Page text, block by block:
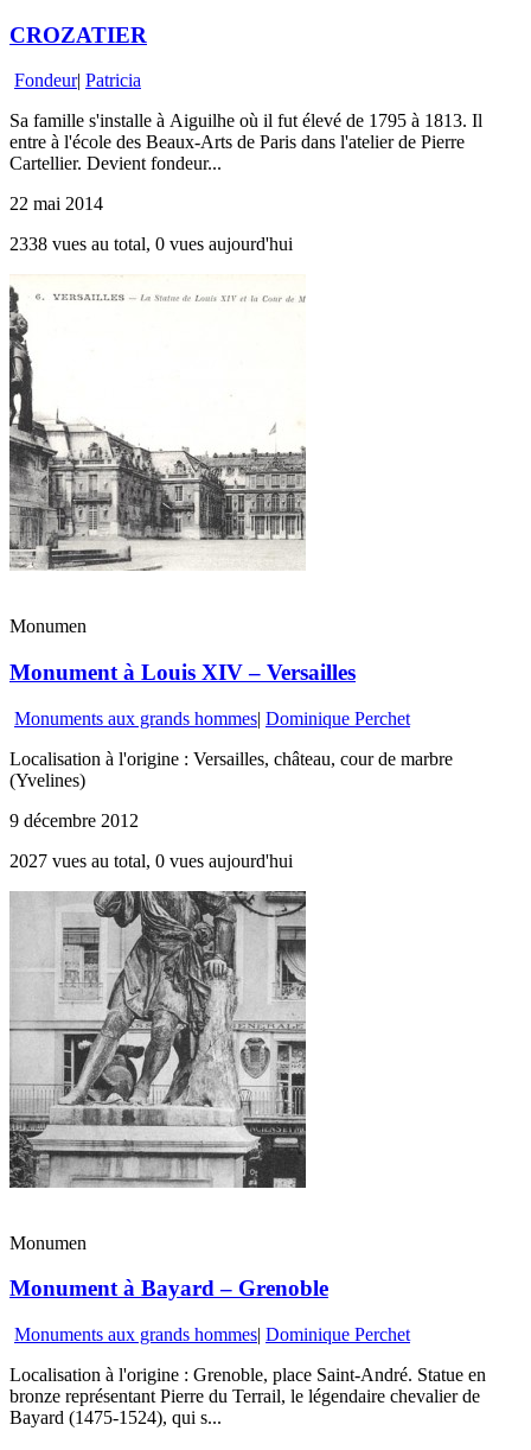
CROZATIER
Fondeur| Patricia
Sa famille s'installe à Aiguilhe où il fut élevé de 1795 à 1813. Il
entre à l'école des Beaux-Arts de Paris dans l'atelier de Pierre
Cartellier. Devient fondeur...
22 mai 2014
2338 vues au total, 0 vues aujourd'hui
Monumen
Monument à Louis XIV – Versailles
Monuments aux grands hommes| Dominique Perchet
Localisation à l'origine : Versailles, château, cour de marbre
(Yvelines)
9 décembre 2012
2027 vues au total, 0 vues aujourd'hui
Monumen
Monument à Bayard – Grenoble
Monuments aux grands hommes| Dominique Perchet
Localisation à l'origine : Grenoble, place Saint-André. Statue en
bronze représentant Pierre du Terrail, le légendaire chevalier de
Bayard (1475-1524), qui s...